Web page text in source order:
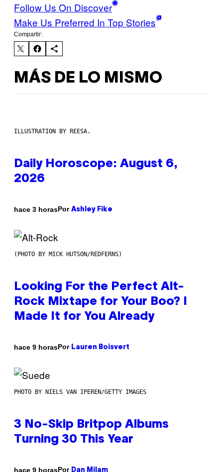
Follow Us On Discover
Make Us Preferred In Top Stories
Compartir:
MÁS DE LO MISMO
ILLUSTRATION BY REESA.
Daily Horoscope: August 6,
2026
hace 3 horasPor Ashley Fike
(PHOTO BY MICK HUTSON/REDFERNS)
Looking For the Perfect Alt-
Rock Mixtape for Your Boo? I
Made It for You Already
hace 9 horasPor Lauren Boisvert
PHOTO BY NIELS VAN IPEREN/GETTY IMAGES
3 No-Skip Britpop Albums
Turning 30 This Year
hace 9 horasPor Dan Milam